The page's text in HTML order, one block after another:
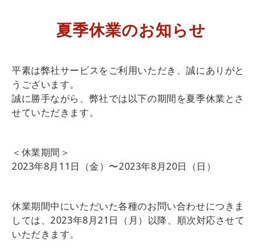
夏季休業のお知らせ
平素は弊社サービスをご利用いただき、誠にありがと
うございます。
誠に勝手ながら、弊社では以下の期間を夏季休業とさ
せていただきます。
＜休業期間＞
2023年8月11日（金）〜2023年8月20日（日）
休業期間中にいただいた各種のお問い合わせにつきま
しては、2023年8月21日（月）以降、順次対応させて
いただきます。